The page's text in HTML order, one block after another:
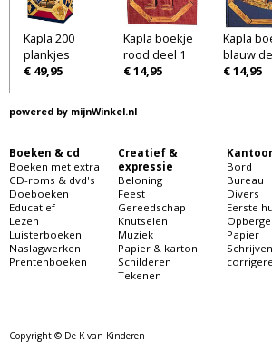
Kapla 200
plankjes
€ 49,95
Kapla boekje
rood deel 1
€ 14,95
Kapla
blauw
€ 14,95
powered by mijnWinkel.nl
Boeken & cd
Boeken met extra
CD-roms & dvd's
Doeboeken
Educatief
Lezen
Luisterboeken
Naslagwerken
Prentenboeken
Creatief &
expressie
Beloning
Feest
Gereedschap
Knutselen
Muziek
Papier & karton
Schilderen
Tekenen
Bord
Bureau
Divers
Eerste
Papier
Copyright © De K van Kinderen